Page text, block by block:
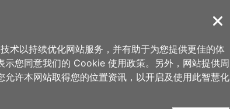
关闭
术以持续优化网站服务，并有助于为您提供更佳的体
示您同意我们的 Cookie 使用政策。另外，网站提供周
允许本网站取得您的位置资讯，以开启及使用此智慧化